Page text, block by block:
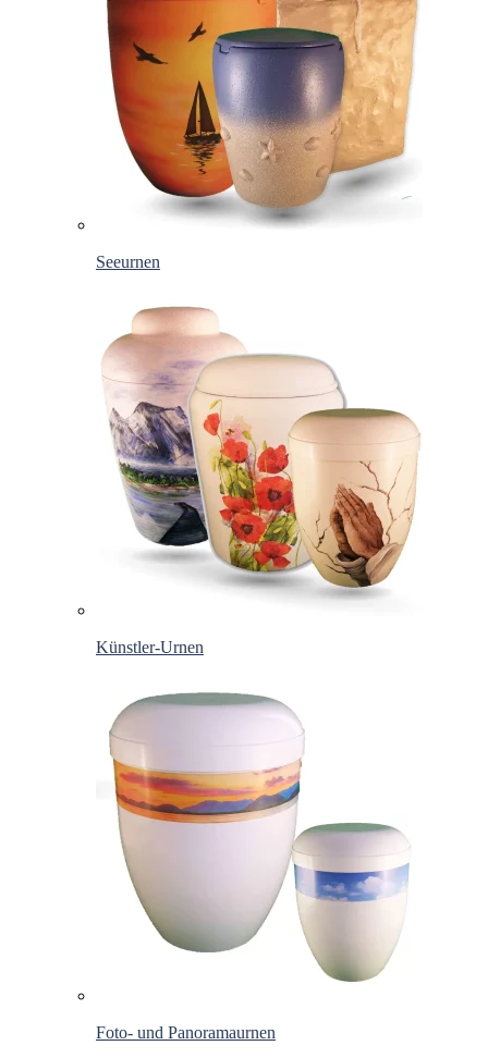
Seeurnen
Künstler-Urnen
Foto- und Panoramaurnen